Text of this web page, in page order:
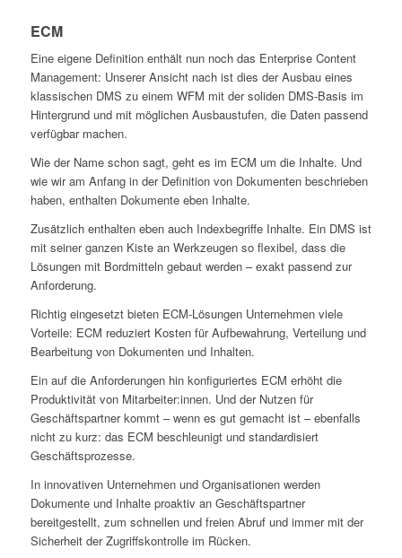
ECM
Eine eigene Definition enthält nun noch das Enterprise Content
Management: Unserer Ansicht nach ist dies der Ausbau eines
klassischen DMS zu einem WFM mit der soliden DMS-Basis im
Hintergrund und mit möglichen Ausbaustufen, die Daten passend
verfügbar machen.
Wie der Name schon sagt, geht es im ECM um die Inhalte. Und
wie wir am Anfang in der Definition von Dokumenten beschrieben
haben, enthalten Dokumente eben Inhalte.
Zusätzlich enthalten eben auch Indexbegriffe Inhalte. Ein DMS ist
mit seiner ganzen Kiste an Werkzeugen so flexibel, dass die
Lösungen mit Bordmitteln gebaut werden – exakt passend zur
Anforderung.
Richtig eingesetzt bieten ECM-Lösungen Unternehmen viele
Vorteile: ECM reduziert Kosten für Aufbewahrung, Verteilung und
Bearbeitung von Dokumenten und Inhalten.
Ein auf die Anforderungen hin konfiguriertes ECM erhöht die
Produktivität von Mitarbeiter:innen. Und der Nutzen für
Geschäftspartner kommt – wenn es gut gemacht ist – ebenfalls
nicht zu kurz: das ECM beschleunigt und standardisiert
Geschäftsprozesse.
In innovativen Unternehmen und Organisationen werden
Dokumente und Inhalte proaktiv an Geschäftspartner
bereitgestellt, zum schnellen und freien Abruf und immer mit der
Sicherheit der Zugriffskontrolle im Rücken.